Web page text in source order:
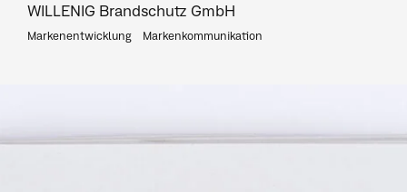
WILLENIG Brandschutz GmbH
Markenentwicklung Markenkommunikation